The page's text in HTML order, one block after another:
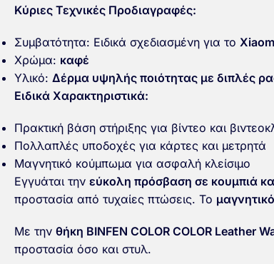
Κύριες Τεχνικές Προδιαγραφές:
Συμβατότητα: Ειδικά σχεδιασμένη για το
Χρώμα: καφέ
Υλικό: Δέρμα υψηλής ποιότητας με διπλές
Ειδικά Χαρακτηριστικά:
Πρακτική βάση στήριξης για βίντεο και
Πολλαπλές υποδοχές για κάρτες και μετρητά
Μαγνητικό κούμπωμα για ασφαλή κλείσιμο
Εγγυάται την εύκολη πρόσβαση σε κουμπιά
προστασία από τυχαίες πτώσεις. Το
Με την θήκη BINFEN COLOR COLOR Leather
προστασία όσο και στυλ.